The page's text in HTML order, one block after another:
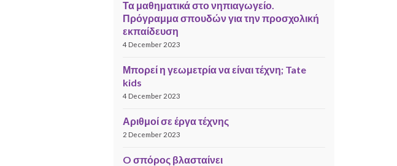
Τα μαθηματικά στο νηπιαγωγείο.
Πρόγραμμα σπουδών για την προσχολική
εκπαίδευση
4 December 2023
Μπορεί η γεωμετρία να είναι τέχνη; Tate
kids
4 December 2023
Αριθμοί σε έργα τέχνης
2 December 2023
O σπόρος βλασταίνει